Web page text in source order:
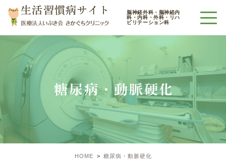
生活習慣病サイト
脳神経外科・脳神経内
科・内科・外科・リハ
ビリテーション科
糖尿病・動脈硬化
HOME 糖尿病・動脈硬化